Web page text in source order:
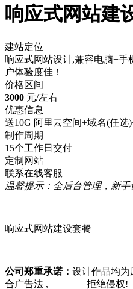
响应式网站建
建站定位
响应式网站设计,兼容电脑+手
户体验度佳！
价格区间
3000 元/左右
优惠信息
送10G 阿里云空间+域名(任选
制作周期
15个工作日交付
定制网站
联系在线客服
温馨提示：全后台管理，新手
响应式网站建设套餐
公司郑重承诺： 设计作品均为
合广告法 , 拒绝侵权!